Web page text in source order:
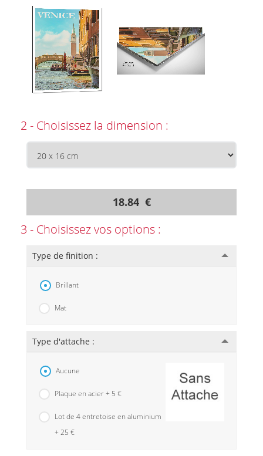
2 - Choisissez la dimension :
18.84 €
3 - Choisissez vos options :
Type de finition :
Brillant
Mat
Type d'attache :
Aucune
Plaque en acier + 5 €
Lot de 4 entretoise en aluminium
+ 25 €